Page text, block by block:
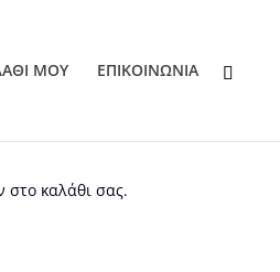
ΜΟΥ EΠΙΚΟΙΝΩΝΙΑ
στο καλάθι σας.